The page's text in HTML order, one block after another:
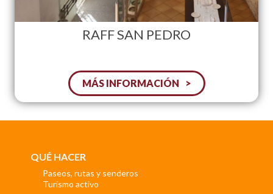
RAFF SAN PEDRO
MÁS INFORMACIÓN
QUÉ HACER
Paseos, rutas y senderos
Turismo activo